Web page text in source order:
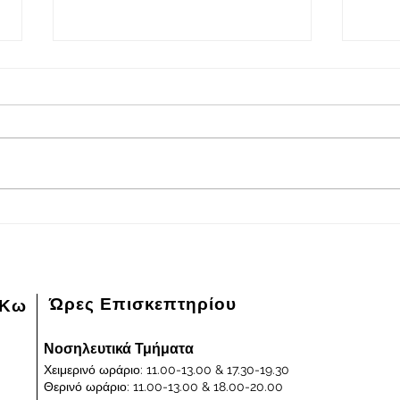
Πρόγραμμα εφημερευόντων
05/08/2026 και ημέρα Τετάρτη
04/
Κω Ώρες Επισκεπτηρίου
Νοσηλευτικά Τμήματα
Χειμερινό ωράριο: 11.00-13.00 & 17.30-19.30
Θερινό ωράριο: 11.00-13.00 & 18.00-20.00